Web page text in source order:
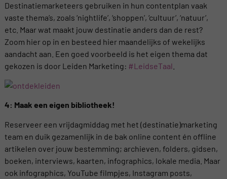
Destinatiemarketeers gebruiken in hun contentplan vaak
vaste thema’s, zoals ‘nightlife’, ‘shoppen’, ‘cultuur’, ‘natuur’,
etc. Maar wat maakt jouw destinatie anders dan de rest?
Zoom hier op in en besteed hier maandelijks of wekelijks
aandacht aan. Een goed voorbeeld is het eigen thema dat
gekozen is door Leiden Marketing: #LeidseTaal
4: Maak een eigen bibliotheek!
Reserveer een vrijdagmiddag met het (destinatie)marketing
team en duik gezamenlijk in de bak online content én offline
artikelen over jouw bestemming; archieven, folders, gidsen,
boeken, interviews, kaarten, infographics, lokale media. Maar
ook infographics, YouTube filmpjes, Instagram posts,